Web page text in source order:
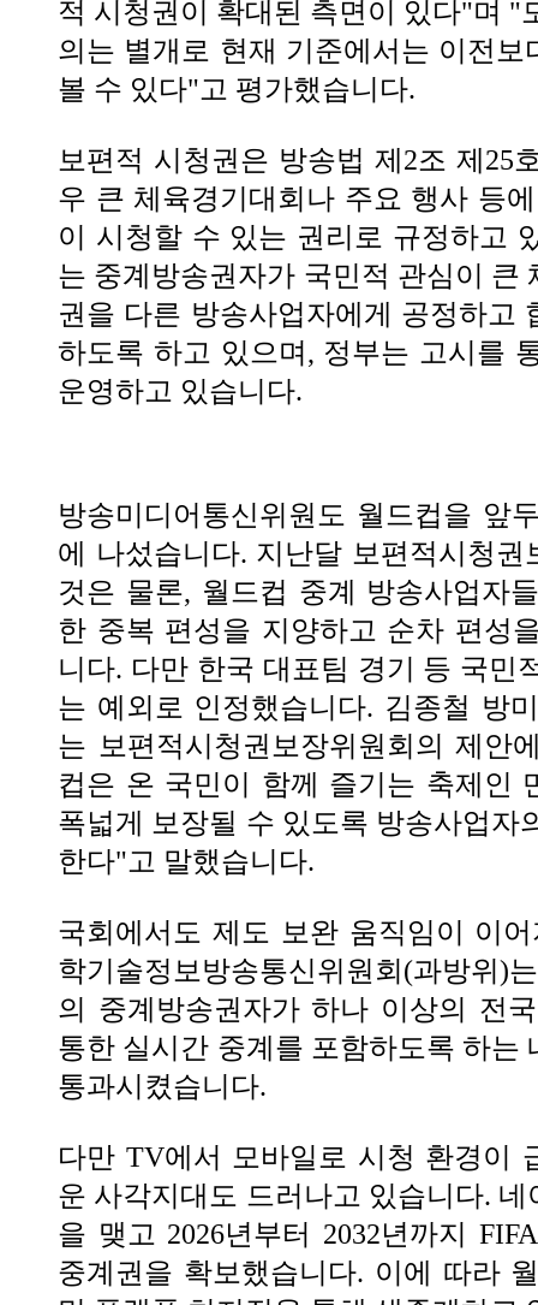
적 시청권이 확대된 측면이 있다"며 "
의는 별개로 현재 기준에서는 이전
볼 수 있다"고 평가했습니다.
보편적 시청권은 방송법 제2조 제25
우 큰 체육경기대회나 주요 행사 등
이 시청할 수 있는 권리로 규정하고
는 중계방송권자가 국민적 관심이 큰
권을 다른 방송사업자에게 공정하고
하도록 하고 있으며, 정부는 고시를
운영하고 있습니다.
방송미디어통신위원도 월드컵을 앞
에 나섰습니다. 지난달 보편적시청
것은 물론, 월드컵 중계 방송사업자
한 중복 편성을 지양하고 순차 편성
니다. 다만 한국 대표팀 경기 등 국민
는 예외로 인정했습니다. 김종철 방
는 보편적시청권보장위원회의 제안
컵은 온 국민이 함께 즐기는 축제인
폭넓게 보장될 수 있도록 방송사업자
한다"고 말했습니다.
국회에서도 제도 보완 움직임이 이
학기술정보방송통신위원회(과방위)
의 중계방송권자가 하나 이상의 전
통한 실시간 중계를 포함하도록 하는
통과시켰습니다.
다만 TV에서 모바일로 시청 환경이
운 사각지대도 드러나고 있습니다.
을 맺고 2026년부터 2032년까지
중계권을 확보했습니다. 이에 따라